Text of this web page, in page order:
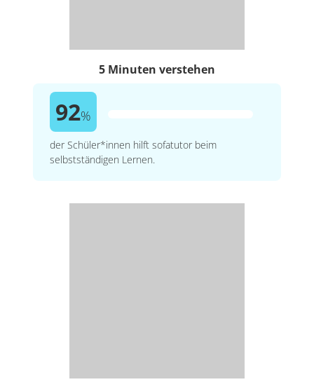
5 Minuten verstehen
92%
der Schüler*innen hilft sofatutor beim
selbstständigen Lernen.